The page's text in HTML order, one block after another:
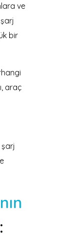
ve
bir
araç
şarj
: